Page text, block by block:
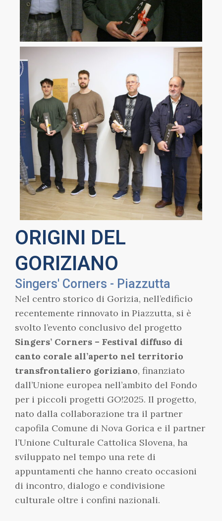
ORIGINI DEL
GORIZIANO
Singers' Corners - Piazzutta
Nel centro storico di Gorizia, nell’edificio
recentemente rinnovato in Piazzutta, si è
svolto l’evento conclusivo del progetto
Singers’ Corners – Festival diffuso di
canto corale all’aperto nel territorio
transfrontaliero goriziano, finanziato
dall’Unione europea nell’ambito del Fondo
per i piccoli progetti GO!2025. Il progetto,
nato dalla collaborazione tra il partner
capofila Comune di Nova Gorica e il partner
l’Unione Culturale Cattolica Slovena, ha
sviluppato nel tempo una rete di
appuntamenti che hanno creato occasioni
di incontro, dialogo e condivisione
culturale oltre i confini nazionali.